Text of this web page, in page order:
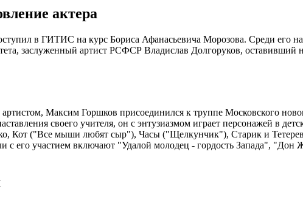
актера
в ГИТИС на курс Бориса Афанасьевича Морозова. Среди его
заслуженный артист РСФСР Владислав Долгоруков, оставивший
Максим Горшков присоединился к труппе Московского
своего учителя, он с энтузиазмом играет персонажей в
Кот ("Все мыши любят сыр"), Часы ("Щелкунчик"), Старик и
с его участием включают "Удалой молодец - гордость Запада", "Дон